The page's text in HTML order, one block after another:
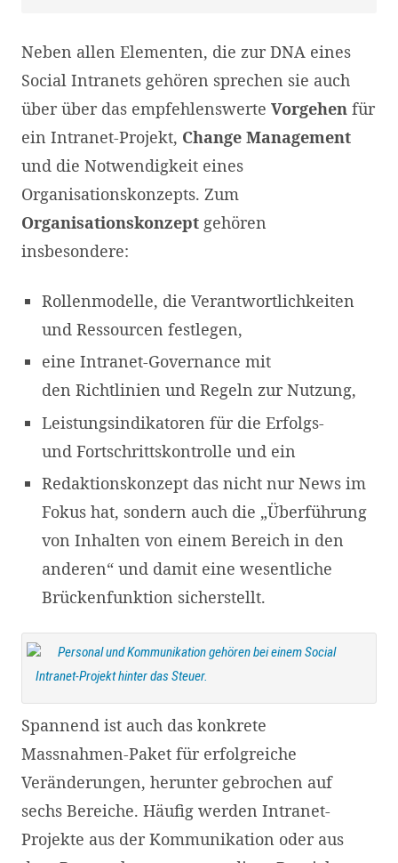
Neben allen Elementen, die zur DNA eines
Social Intranets gehören sprechen sie auch
über über das empfehlenswerte Vorgehen für
ein Intranet-Projekt, Change Management
und die Notwendigkeit eines
Organisationskonzepts. Zum
Organisationskonzept gehören
insbesondere:
Rollenmodelle, die Verantwortlichkeiten
und Ressourcen festlegen,
eine Intranet-Governance mit
den Richtlinien und Regeln zur Nutzung,
Leistungsindikatoren für die Erfolgs-
und Fortschrittskontrolle und ein
Redaktionskonzept das nicht nur News im
Fokus hat, sondern auch die „Überführung
von Inhalten von einem Bereich in den
anderen“ und damit eine wesentliche
Brückenfunktion sicherstellt.
Personal und Kommunikation gehören bei einem Social
Intranet-Projekt hinter das Steuer.
Spannend ist auch das konkrete
Massnahmen-Paket für erfolgreiche
Veränderungen, herunter gebrochen auf
sechs Bereiche. Häufig werden Intranet-
Projekte aus der Kommunikation oder aus